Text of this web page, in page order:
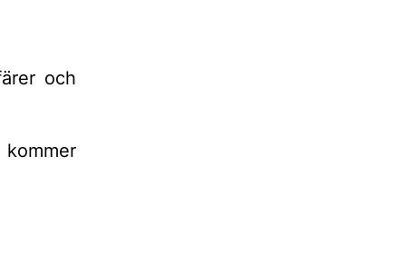
och